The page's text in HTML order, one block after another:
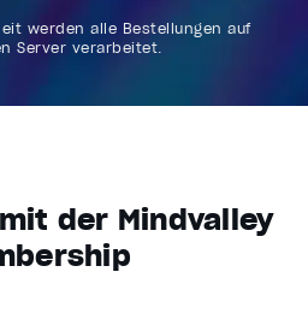
werden alle Bestellungen auf
Server verarbeitet.
der Mindvalley